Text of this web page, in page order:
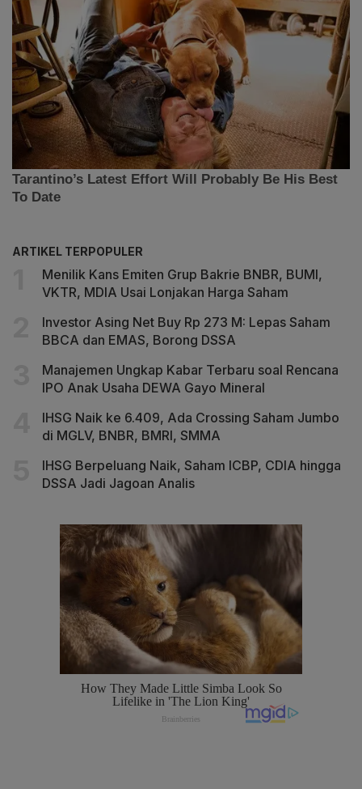
ARTIKEL TERPOPULER
Menilik Kans Emiten Grup Bakrie BNBR, BUMI,
VKTR, MDIA Usai Lonjakan Harga Saham
Investor Asing Net Buy Rp 273 M: Lepas Saham
BBCA dan EMAS, Borong DSSA
Manajemen Ungkap Kabar Terbaru soal Rencana
IPO Anak Usaha DEWA Gayo Mineral
IHSG Naik ke 6.409, Ada Crossing Saham Jumbo
di MGLV, BNBR, BMRI, SMMA
IHSG Berpeluang Naik, Saham ICBP, CDIA hingga
DSSA Jadi Jagoan Analis